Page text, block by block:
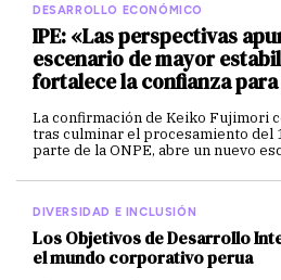
DESARROLLO ECONÓMICO
IPE: «Las perspectivas
escenario de mayor
fortalece la confianza
La confirmación de Keiko Fujimori
tras culminar el procesamiento del
parte de la ONPE, abre un nuevo
DIVERSIDAD E INCLUSIÓN
Los Objetivos de Desarrollo
el mundo corporativo perua